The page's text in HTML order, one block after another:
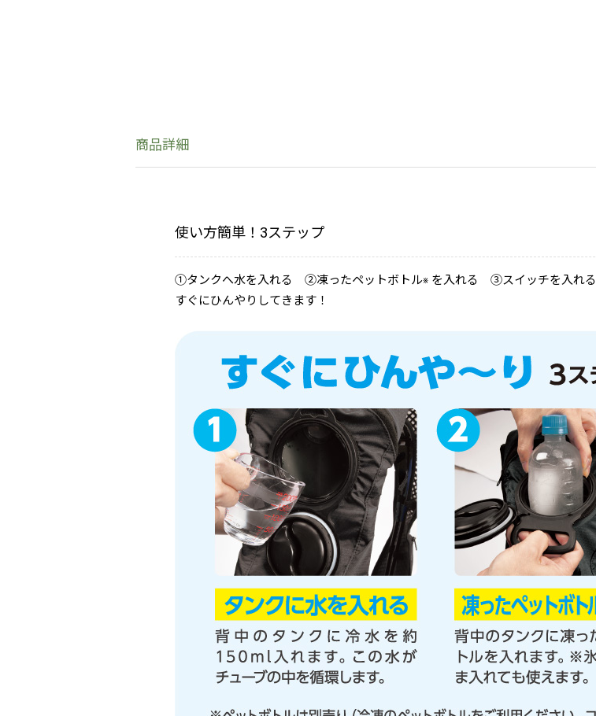
商品詳細
使い方簡単！3ステップ
①タンクへ水を入れる ②凍ったペットボトル※ を入れる ③スイッチを入れる
すぐにひんやりしてきます！